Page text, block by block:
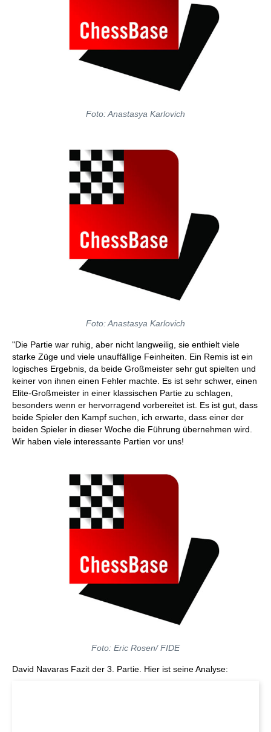
Foto: Anastasya Karlovich
Foto: Anastasya Karlovich
"Die Partie war ruhig, aber nicht langweilig, sie enthielt viele
starke Züge und viele unauffällige Feinheiten. Ein Remis ist ein
logisches Ergebnis, da beide Großmeister sehr gut spielten und
keiner von ihnen einen Fehler machte. Es ist sehr schwer, einen
Elite-Großmeister in einer klassischen Partie zu schlagen,
besonders wenn er hervorragend vorbereitet ist. Es ist gut, dass
beide Spieler den Kampf suchen, ich erwarte, dass einer der
beiden Spieler in dieser Woche die Führung übernehmen wird.
Wir haben viele interessante Partien vor uns!
Foto: Eric Rosen/ FIDE
David Navaras Fazit der 3. Partie. Hier ist seine Analyse: